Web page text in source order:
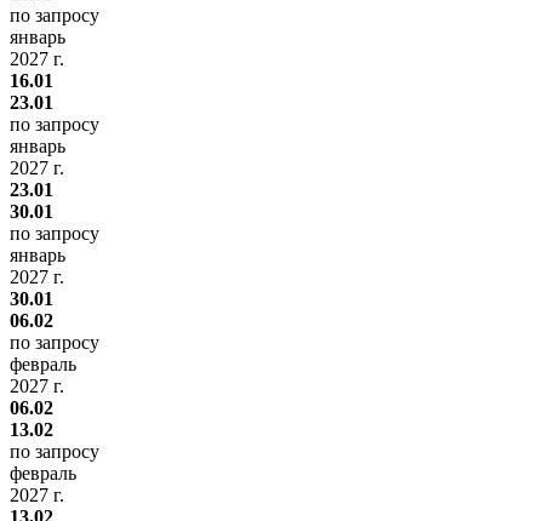
по запросу
январь
2027 г.
16.01
23.01
по запросу
январь
2027 г.
23.01
30.01
по запросу
январь
2027 г.
30.01
06.02
по запросу
февраль
2027 г.
06.02
13.02
по запросу
февраль
2027 г.
13.02